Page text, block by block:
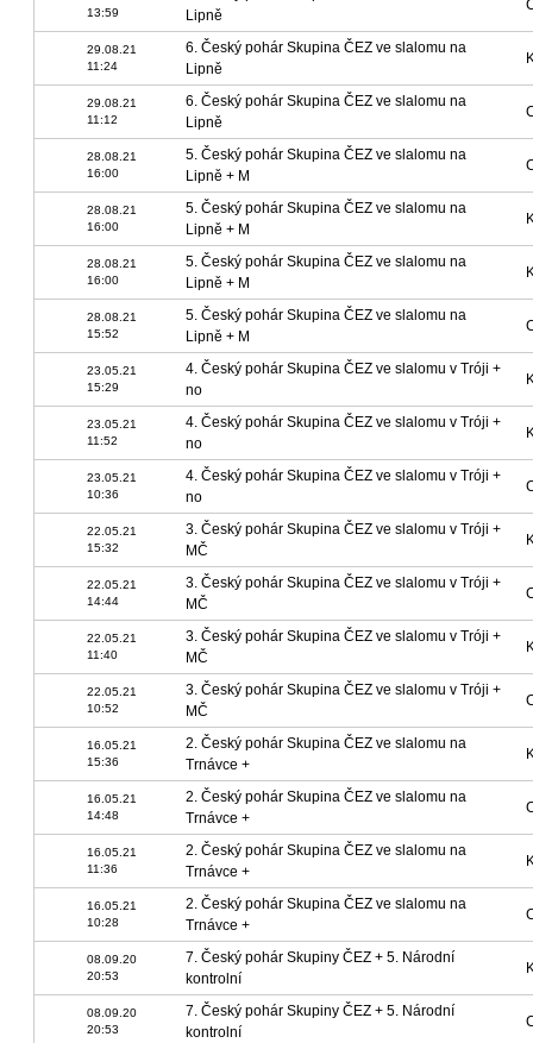
13:59
Lipně
29.08.21
11:24
6. Český pohár Skupina ČEZ ve slalomu na
Lipně
29.08.21
11:12
6. Český pohár Skupina ČEZ ve slalomu na
Lipně
28.08.21
16:00
5. Český pohár Skupina ČEZ ve slalomu na
Lipně + M
28.08.21
16:00
5. Český pohár Skupina ČEZ ve slalomu na
Lipně + M
28.08.21
16:00
5. Český pohár Skupina ČEZ ve slalomu na
Lipně + M
28.08.21
15:52
5. Český pohár Skupina ČEZ ve slalomu na
Lipně + M
23.05.21
15:29
4. Český pohár Skupina ČEZ ve slalomu v Tróji +
no
23.05.21
11:52
4. Český pohár Skupina ČEZ ve slalomu v Tróji +
no
23.05.21
10:36
4. Český pohár Skupina ČEZ ve slalomu v Tróji +
no
22.05.21
15:32
3. Český pohár Skupina ČEZ ve slalomu v Tróji +
MČ
22.05.21
14:44
3. Český pohár Skupina ČEZ ve slalomu v Tróji +
MČ
22.05.21
11:40
3. Český pohár Skupina ČEZ ve slalomu v Tróji +
MČ
22.05.21
10:52
3. Český pohár Skupina ČEZ ve slalomu v Tróji +
MČ
16.05.21
15:36
2. Český pohár Skupina ČEZ ve slalomu na
Trnávce +
16.05.21
14:48
2. Český pohár Skupina ČEZ ve slalomu na
Trnávce +
16.05.21
11:36
2. Český pohár Skupina ČEZ ve slalomu na
Trnávce +
16.05.21
10:28
2. Český pohár Skupina ČEZ ve slalomu na
Trnávce +
08.09.20
20:53
7. Český pohár Skupiny ČEZ + 5. Národní
kontrolní
08.09.20
20:53
7. Český pohár Skupiny ČEZ + 5. Národní
kontrolní